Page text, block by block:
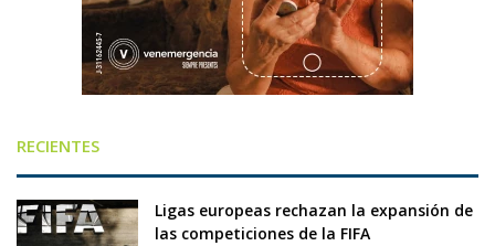
RECIENTES
Ligas europeas rechazan la expansión de
las competiciones de la FIFA